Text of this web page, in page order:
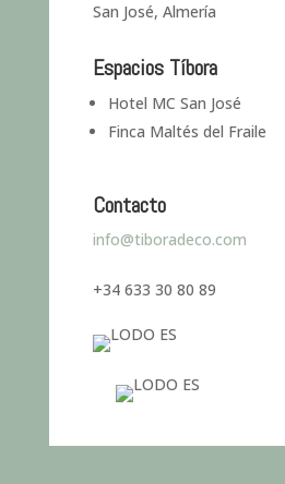
San José, Almería
Espacios Tíbora
Hotel MC San José
Finca Maltés del Fraile
Contacto
info@tiboradeco.com
+34 633 30 80 89